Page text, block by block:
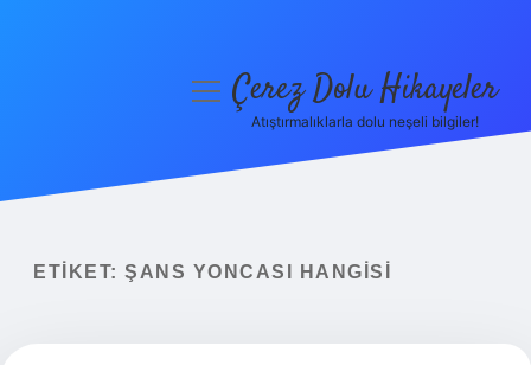
Yasal Uyarı
menüyüÇerez Dolu Hikayeler
Atıştırmalıklarla dolu neşeli bilgiler!
ETIKET: ŞANS YONCASI HANGISI